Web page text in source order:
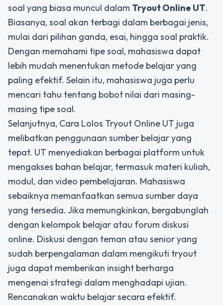
soal yang biasa muncul dalam Tryout Online UT.
Biasanya, soal akan terbagi dalam berbagai jenis,
mulai dari pilihan ganda, esai, hingga soal praktik.
Dengan memahami tipe soal, mahasiswa dapat
lebih mudah menentukan metode belajar yang
paling efektif. Selain itu, mahasiswa juga perlu
mencari tahu tentang bobot nilai dari masing-
masing tipe soal.
Selanjutnya, Cara Lolos Tryout Online UT juga
melibatkan penggunaan sumber belajar yang
tepat. UT menyediakan berbagai platform untuk
mengakses bahan belajar, termasuk materi kuliah,
modul, dan video pembelajaran. Mahasiswa
sebaiknya memanfaatkan semua sumber daya
yang tersedia. Jika memungkinkan, bergabunglah
dengan kelompok belajar atau forum diskusi
online. Diskusi dengan teman atau senior yang
sudah berpengalaman dalam mengikuti tryout
juga dapat memberikan insight berharga
mengenai strategi dalam menghadapi ujian.
Rencanakan waktu belajar secara efektif.